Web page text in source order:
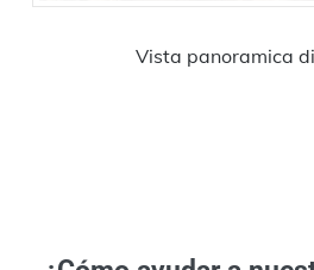
Vista panoramica